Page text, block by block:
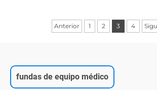
Anterior 1 2 3 4
fundas de equipo médico